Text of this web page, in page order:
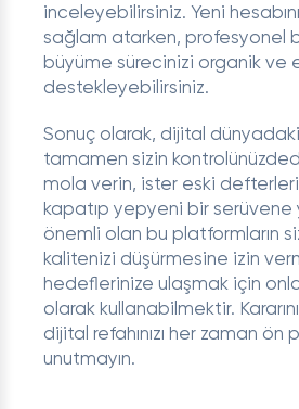
inceleyebilirsiniz. Yeni
sağlam atarken, profesyonel
büyüme sürecinizi organik ve
destekleyebilirsiniz.
Sonuç olarak, dijital dünyadaki
tamamen sizin
mola verin, ister eski
kapatıp yepyeni bir serüvene
önemli olan bu platformların
kalitenizi düşürmesine izin
hedeflerinize ulaşmak için
olarak kullanabilmektir.
dijital refahınızı her zaman ön
unutmayın.